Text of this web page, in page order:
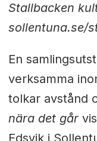
Stallbacken
sollentuna.se/
En
verksamma
tolkar avstånd
nära det går
Edsvik i